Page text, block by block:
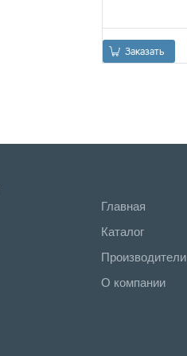
Заказать
Главная
Каталог
Производители
О компании